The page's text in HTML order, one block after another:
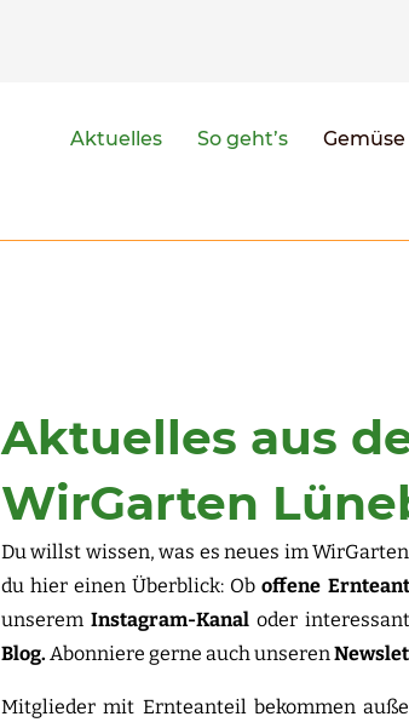
Aktuelles So geht’s Gemüse
Aktuelles aus
WirGarten
Du willst wissen, was es neues im
du hier einen Überblick: Oboffene
unseremInstagram-Kanal oder
Blog. Abonniere gerne auch unseren
Mitglieder mit Ernteanteil bekommen